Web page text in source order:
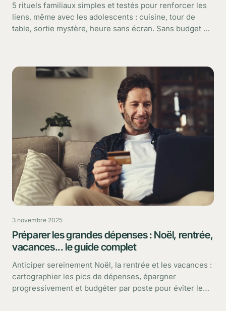
5 rituels familiaux simples et testés pour renforcer les
liens, même avec les adolescents : cuisine, tour de
table, sortie mystère, heure sans écran. Sans budget ni
3 novembre 2025
Préparer les grandes dépenses : Noël, rentrée,
vacances... le guide complet
Anticiper sereinement Noël, la rentrée et les vacances :
cartographier les pics de dépenses, épargner
progressivement et budgéter par poste pour éviter le